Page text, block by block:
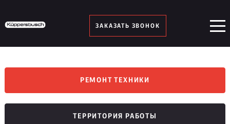
ЗАКАЗАТЬ ЗВОНОК
РЕМОНТ ТЕХНИКИ
ТЕРРИТОРИЯ РАБОТЫ